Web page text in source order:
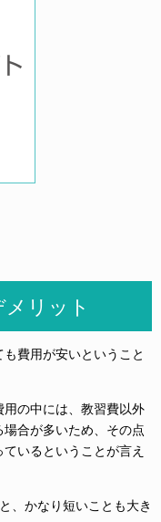
リット
費用が安いということ
の中には、教習費以外
合が多いため、その点
いるということが言え
、かなり短いことも大き